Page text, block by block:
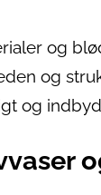
og
og
og